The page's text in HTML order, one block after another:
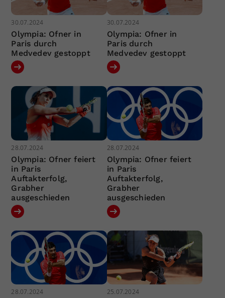
30.07.2024
Olympia: Ofner in
Paris durch
Medvedev gestoppt
30.07.2024
Olympia: Ofner in
Paris durch
Medvedev gestoppt
28.07.2024
Olympia: Ofner feiert
in Paris
Auftakterfolg,
Grabher
ausgeschieden
28.07.2024
Olympia: Ofner feiert
in Paris
Auftakterfolg,
Grabher
ausgeschieden
28.07.2024 25.07.2024